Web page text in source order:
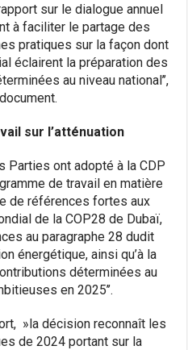
sur le dialogue annuel
à faciliter le partage des
pratiques sur la façon dont
éclairent la préparation des
au niveau national’’,
sur l’atténuation
Parties ont adopté à la CDP
de travail en matière
de références fortes aux
de la COP28 de Dubaï,
au paragraphe 28 dudit
énergétique, ainsi qu’à la
déterminées au
en 2025’’.
»la décision reconnaît les
de 2024 portant sur la